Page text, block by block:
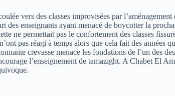
vers des classes improvisées par
enseignants ayant menacé de boycotter la
ne permettait pas le confortement des classes
pas réagi à temps alors que cela fait des années
crevasse menace les fondations de l’un des
l’enseignement de tamazight. A Chabet El